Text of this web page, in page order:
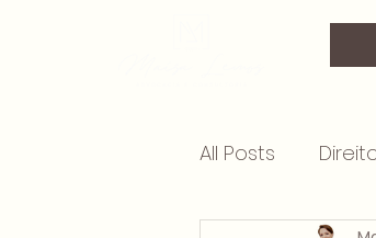
All Posts